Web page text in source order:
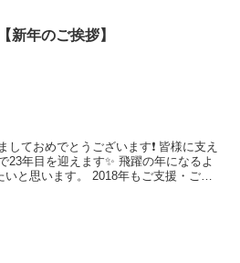
【新年のご挨拶】
しておめでとうございます❗️ 皆様に支え
23年目を迎えます✨ 飛躍の年になるよ
と思います。 2018年もご支援・ご協